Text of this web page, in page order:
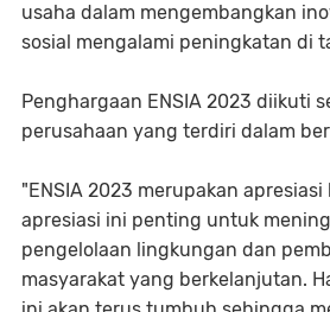
usaha dalam mengembangkan
sosial mengalami peningkatan di
Penghargaan ENSIA 2023 diikuti
perusahaan yang terdiri dalam
"ENSIA 2023 merupakan
apresiasi ini penting untuk
pengelolaan lingkungan dan
masyarakat yang berkelanjutan.